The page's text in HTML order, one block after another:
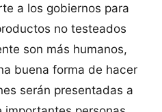
a los gobiernos para
no testeados
son más humanos,
buena forma de hacer
serán presentadas a